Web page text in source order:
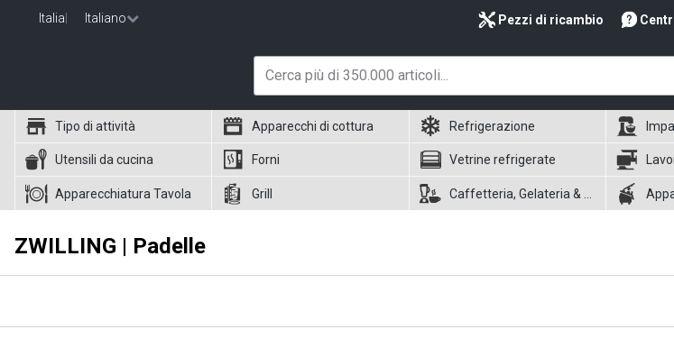
Italia Italiano Pezzi di ricambio
Tipo di attività Apparecchi di cottura Refrigerazione
Utensili da cucina Forni Vetrine refrigerate
Apparecchiatura Tavola Grill
ZWILLING | Padelle